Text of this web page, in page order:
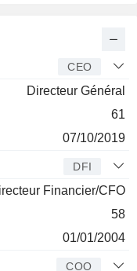
CEO
Directeur Général
61
07/10/2019
DFI
Financier/CFO
58
01/01/2004
COO